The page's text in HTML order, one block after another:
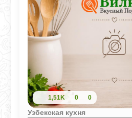
1,51K 0 0
Узбекская кухня